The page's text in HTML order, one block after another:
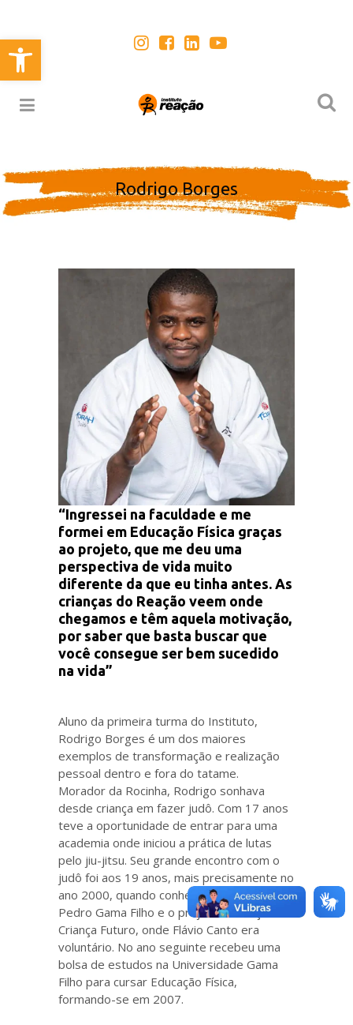
Abrir a barra de ferramentas
Rodrigo Borges
“Ingressei na faculdade e me
formei em Educação Física graças
ao projeto, que me deu uma
perspectiva de vida muito
diferente da que eu tinha antes. As
crianças do Reação veem onde
chegamos e têm aquela motivação,
por saber que basta buscar que
você consegue ser bem sucedido
na vida”
Aluno da primeira turma do Instituto,
Rodrigo Borges é um dos maiores
exemplos de transformação e realização
pessoal dentro e fora do tatame.
Morador da Rocinha, Rodrigo sonhava
desde criança em fazer judô. Com 17 anos
teve a oportunidade de entrar para uma
academia onde iniciou a prática de lutas
pelo jiu-jitsu. Seu grande encontro com o
judô foi aos 19 anos, mais precisamente no
ano 2000, quando conheceu o professor
Pedro Gama Filho e o projeto EducAção
Criança Futuro, onde Flávio Canto era
voluntário. No ano seguinte recebeu uma
bolsa de estudos na Universidade Gama
Filho para cursar Educação Física,
formando-se em 2007.